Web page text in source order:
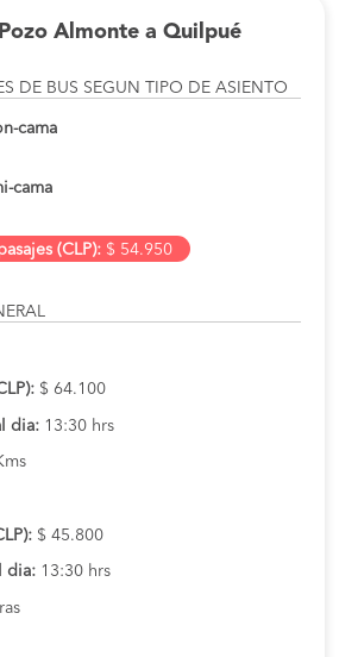
Pozo Almonte a Quilpué
DE BUS SEGUN TIPO DE ASIENTO
cama
cama
(CLP): $ 54.950
$ 64.100
dia: 13:30 hrs
$ 45.800
dia: 13:30 hrs